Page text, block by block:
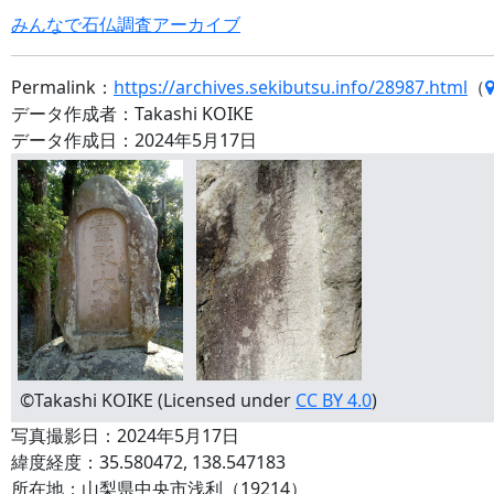
みんなで石仏調査アーカイブ
Permalink： https://archives.sekibutsu.info/28987.html （
データ作成者：Takashi KOIKE
データ作成日：2024年5月17日
©Takashi KOIKE (Licensed under CC BY 4.0)
写真撮影日：2024年5月17日
緯度経度：35.580472, 138.547183
所在地：山梨県中央市浅利（19214）